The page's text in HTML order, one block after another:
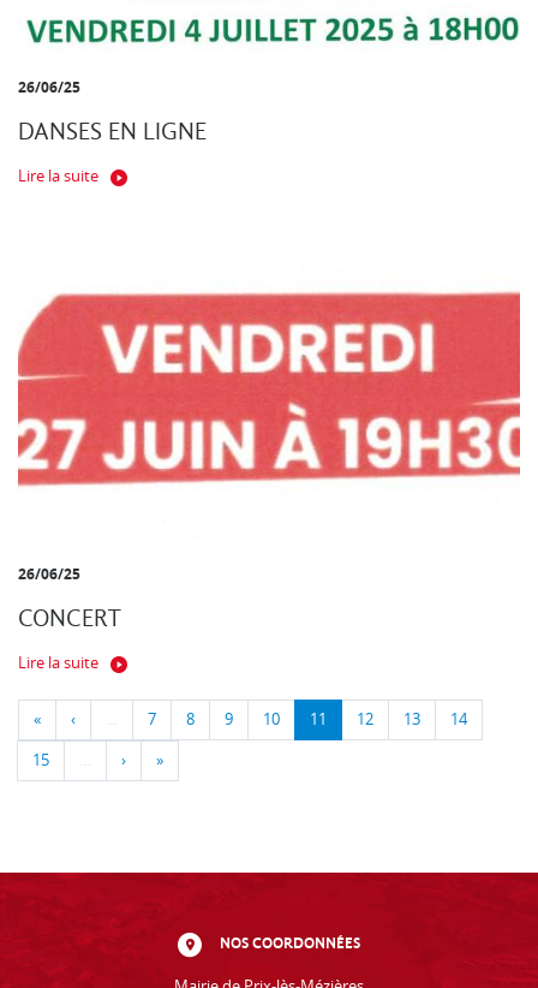
26/06/25
DANSES EN LIGNE
Lire la suite
26/06/25
CONCERT
Lire la suite
« ‹ … 7 8 9 10 11 12 13 14
15 … › »
NOS COORDONNÉES